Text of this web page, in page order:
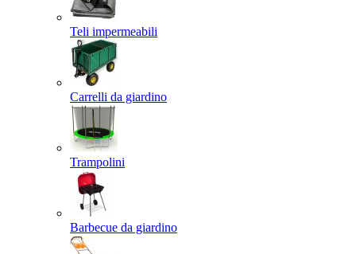
Teli impermeabili
Carrelli da giardino
Trampolini
Barbecue da giardino